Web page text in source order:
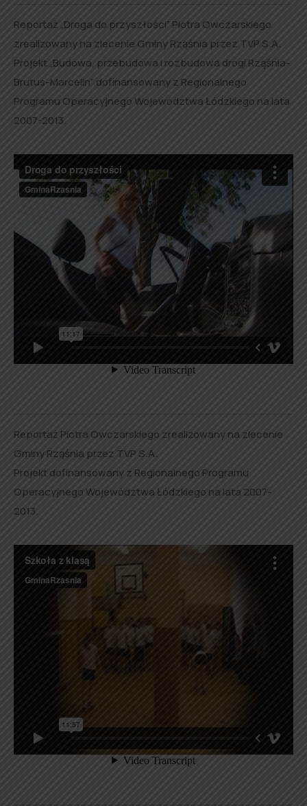
Reportaż „Droga do przyszłości” Piotra Owczarskiego
zrealizowany na zlecenie Gminy Rząśnia przez TVP S.A.
Projekt „Budowa, przebudowa i rozbudowa drogi Rząśnia-
Brutus-Marcelin” dofinansowany z Regionalnego
Programu Operacyjnego Województwa Łódzkiego na lata
2007-2013.
Reportaż Piotra Owczarskiego zrealizowany na zlecenie
Gminy Rząśnia przez TVP S.A.
Projekt dofinansowany z Regionalnego Programu
Operacyjnego Województwa Łódzkiego na lata 2007-
2013.